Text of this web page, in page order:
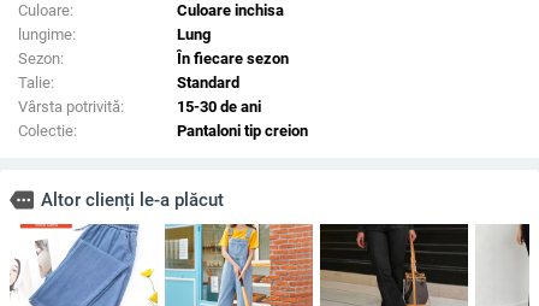
Culoare:
Culoare inchisa
lungime:
Lung
Sezon:
În fiecare sezon
Talie:
Standard
Vârsta potrivită:
15-30 de ani
Colectie:
Pantaloni tip creion
more Altor clienți le-a plăcut